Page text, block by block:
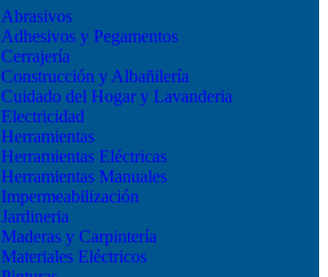
Abrasivos
Adhesivos y Pegamentos
Cerrajería
Construcción y Albañilería
Cuidado del Hogar y Lavanderia
Electricidad
Herramientas
Herramientas Eléctricas
Herramientas Manuales
Impermeabilización
Jardineria
Maderas y Carpintería
Materiales Eléctricos